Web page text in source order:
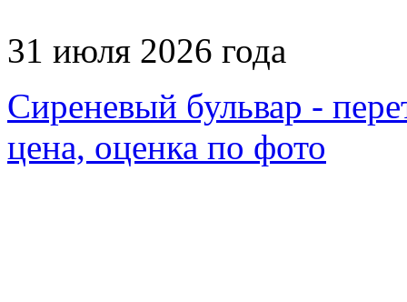
31 июля 2026 года
Сиреневый бульвар -
цена, оценка по фото